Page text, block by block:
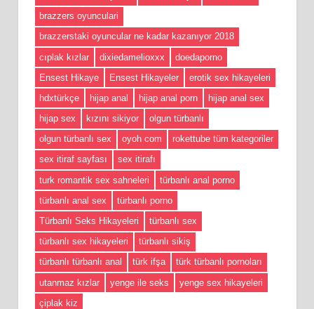
brazzers oyunculari
brazzerstaki oyuncular ne kadar kazanıyor 2018
cıplak kızlar
dixiedamelioxxx
doedaporno
Ensest Hikaye
Ensest Hikayeler
erotik sex hikayeleri
hdxtürkçe
hijap anal hijap anal porn
hijap anal sex
hijap sex
kızını sikiyor
olgun türbanlı
olgun türbanlı sex
oyoh com
rokettube tüm kategoriler
sex itiraf sayfası
sex itirafı
turk romantik sex sahneleri
türbanlı anal porno
türbanlı anal sex
türbanlı porno
Türbanlı Seks Hikayeleri
türbanlı sex
türbanlı sex hikayeleri
türbanlı sikiş
türbanlı türbanlı anal
türk ifşa
türk türbanlı pornoları
utanmaz kızlar
yenge ile seks
yenge sex hikayeleri
çiplak kiz